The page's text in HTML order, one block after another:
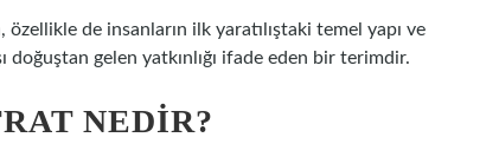
özellikle de insanların ilk yaratılıştaki temel yapı ve
gelen yatkınlığı ifade eden bir terimdir.
NEDIR?